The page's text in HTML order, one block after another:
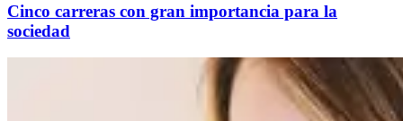
Cinco carreras con gran importancia para la
sociedad